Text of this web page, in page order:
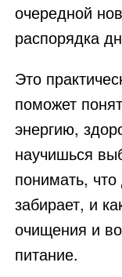
очередной
распорядка
Это
поможет
энергию,
научишься
понимать,
забирает, и
очищения и
питание.